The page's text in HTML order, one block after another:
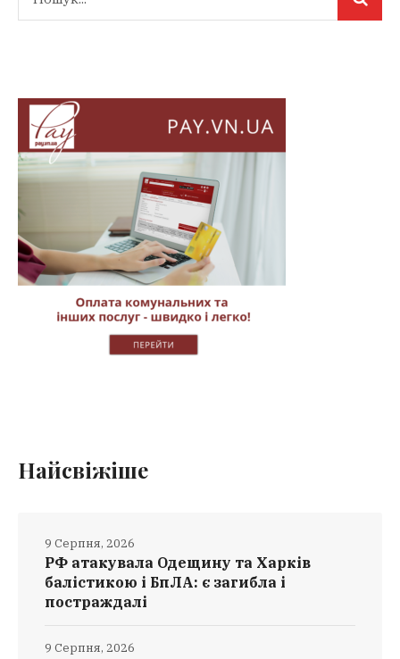
Найсвіжіше
РФ атакувала Одещину та Харків
балістикою і БпЛА: є загибла і
постраждалі
9 Серпня, 2026
9 Серпня, 2026